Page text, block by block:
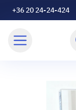
+36 20 24-24-424